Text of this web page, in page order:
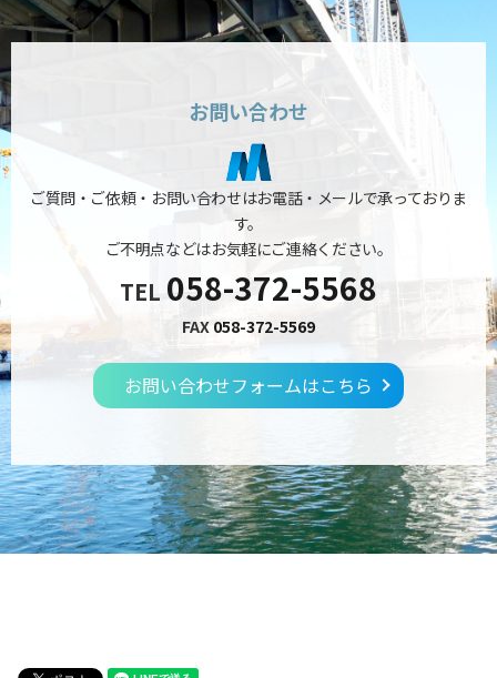
お問い合わせ
ご質問・ご依頼・お問い合わせはお電話・メールで承っておりま
す。
ご不明点などはお気軽にご連絡ください。
TEL 058-372-5568
FAX 058-372-5569
お問い合わせフォームはこちら